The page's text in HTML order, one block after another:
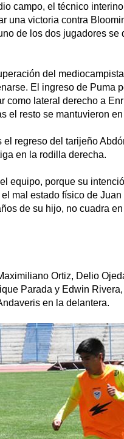
campo, el técnico
una victoria contra
de los dos jugadores se
del
El ingreso de Puma
como lateral derecho a
el resto se mantuvieron
regreso del tarijeño
en la rodilla derecha.
equipo, porque su
mal estado físico de
de su hijo, no cuadra
Ortiz, Delio
Parada y Edwin
en la delantera.